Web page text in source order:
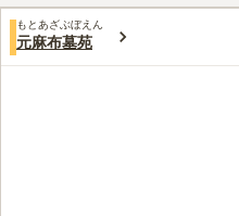
20代女性
お墓でろうそくを購入し
きるお店があります。墓地の周りは
りできます。のどかな雰囲気で気に
もとあざぶぼえん
元麻布墓苑